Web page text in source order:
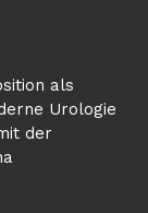
als
Urologie
der